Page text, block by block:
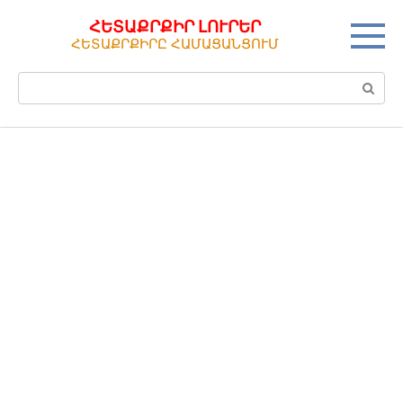
ՀԵՏԱՔՐՔԻՐ ԼՈՒՐԵՐ
ՀԵՏԱՔՐՔԻՐԸ ՀԱՄԱՑԱՆՑՈՒՄ
Поиск: